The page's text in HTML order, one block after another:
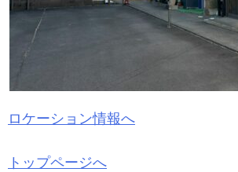
ロケーション情報へ
トップページへ